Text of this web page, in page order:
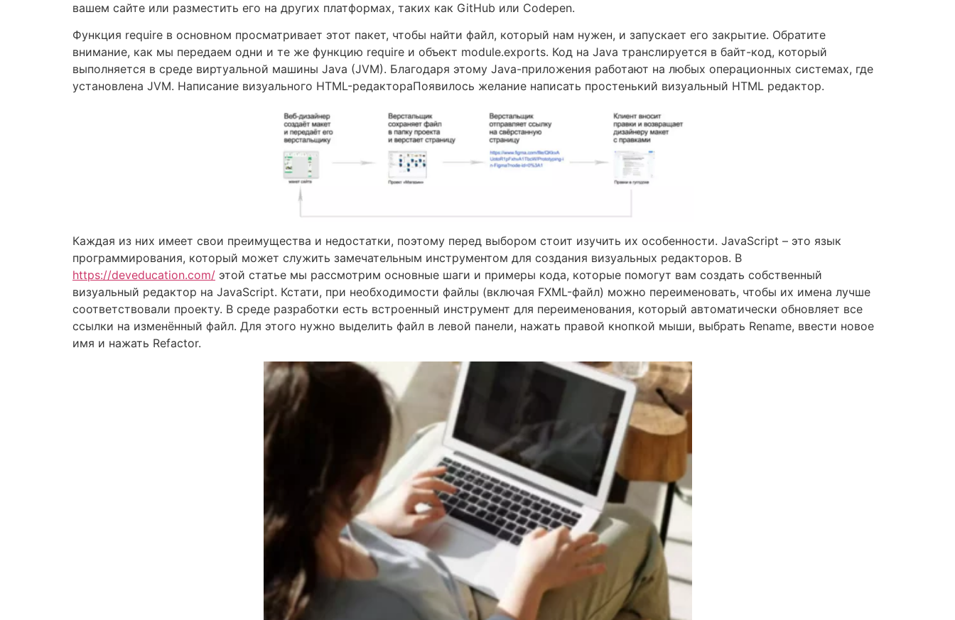
вашем сайте или разместить его на других платформах, таких как GitHub или Codepen.
Функция require в основном просматривает этот пакет, чтобы найти файл, который нам нужен, и запускает его закрытие. Обратите
внимание, как мы передаем одни и те же функцию require и объект module.exports. Код на Java транслируется в байт-код, который
выполняется в среде виртуальной машины Java (JVM). Благодаря этому Java-приложения работают на любых операционных системах, где
установлена JVM. Написание визуального HTML-редактораПоявилось желание написать простенький визуальный HTML редактор.
Каждая из них имеет свои преимущества и недостатки, поэтому перед выбором стоит изучить их особенности. JavaScript – это язык
программирования, который может служить замечательным инструментом для создания визуальных редакторов. В
https://deveducation.com/ этой статье мы рассмотрим основные шаги и примеры кода, которые помогут вам создать собственный
визуальный редактор на JavaScript. Кстати, при необходимости файлы (включая FXML-файл) можно переименовать, чтобы их имена лучше
соответствовали проекту. В среде разработки есть встроенный инструмент для переименования, который автоматически обновляет все
ссылки на изменённый файл. Для этого нужно выделить файл в левой панели, нажать правой кнопкой мыши, выбрать Rename, ввести новое
имя и нажать Refactor.